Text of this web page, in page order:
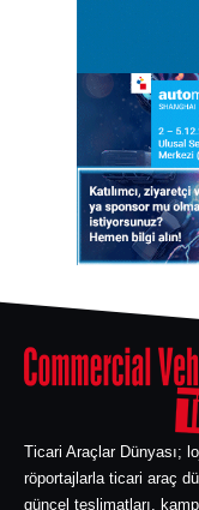
Ticari Araçlar Dünyası;
röportajlarla ticari araç
güncel teslimatları,